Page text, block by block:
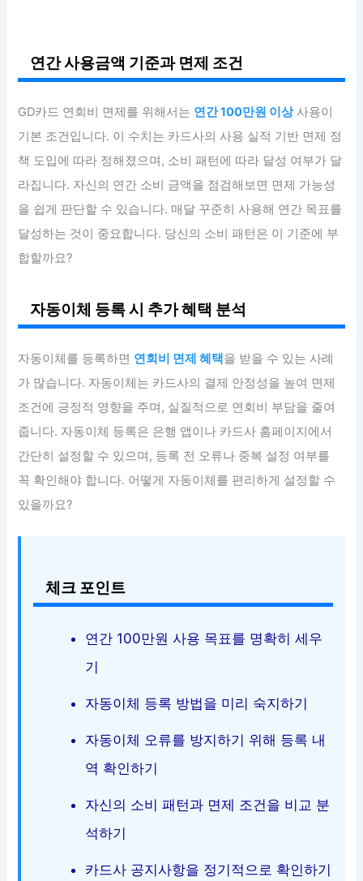
연간 사용금액 기준과 면제 조건
GD카드 연회비 면제를 위해서는 연간 100만원 이상사용이
기본 조건입니다. 이 수치는 카드사의 사용 실적 기반 면제 정
책 도입에 따라 정해졌으며, 소비 패턴에 따라 달성 여부가 달
라집니다. 자신의 연간 소비 금액을 점검해보면 면제 가능성
을 쉽게 판단할 수 있습니다. 매달 꾸준히 사용해 연간 목표를
달성하는 것이 중요합니다. 당신의 소비 패턴은 이 기준에 부
합할까요?
자동이체 등록 시 추가 혜택 분석
자동이체를 등록하면 연회비 면제 혜택을 받을 수 있는 사례
가 많습니다. 자동이체는 카드사의 결제 안정성을 높여 면제
조건에 긍정적 영향을 주며, 실질적으로 연회비 부담을 줄여
줍니다. 자동이체 등록은 은행 앱이나 카드사 홈페이지에서
간단히 설정할 수 있으며, 등록 전 오류나 중복 설정 여부를
꼭 확인해야 합니다. 어떻게 자동이체를 편리하게 설정할 수
있을까요?
체크 포인트
연간 100만원 사용 목표를 명확히 세우
기
자동이체 등록 방법을 미리 숙지하기
자동이체 오류를 방지하기 위해 등록 내
역 확인하기
자신의 소비 패턴과 면제 조건을 비교 분
석하기
카드사 공지사항을 정기적으로 확인하기